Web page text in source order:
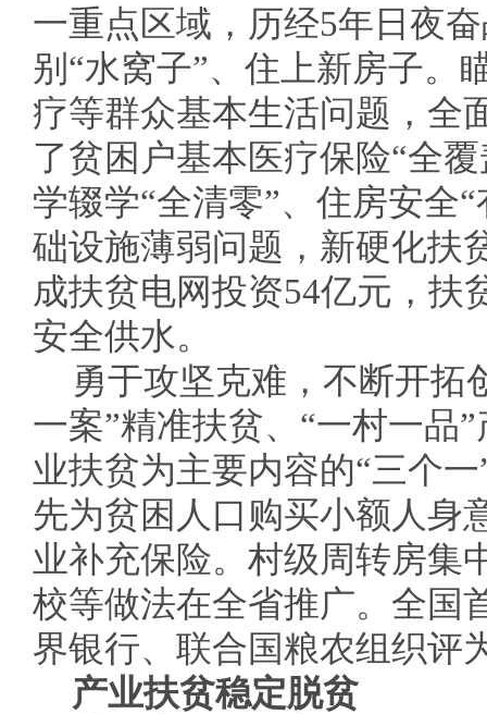
一重点区域，历经5年日夜
别“水窝子”、住上新房子。
疗等群众基本生活问题，全
了贫困户基本医疗保险“全
学辍学“全清零”、住房安全
础设施薄弱问题，新硬化扶
成扶贫电网投资54亿元，扶
安全供水。
勇于攻坚克难，不断开拓
一案”精准扶贫、“一村一品
业扶贫为主要内容的“三个
先为贫困人口购买小额人身
业补充保险。村级周转房集
校等做法在全省推广。全国
界银行、联合国粮农组织评
产业扶贫稳定脱贫